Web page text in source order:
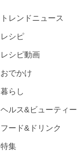
トレンドニュース
レシピ
レシピ動画
おでかけ
暮らし
ヘルス&ビューティー
フード&ドリンク
特集